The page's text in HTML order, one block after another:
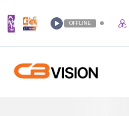
OFFLINE